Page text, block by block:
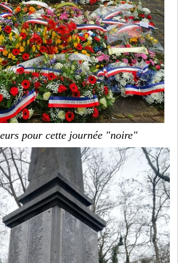
pour cette journée "noire"